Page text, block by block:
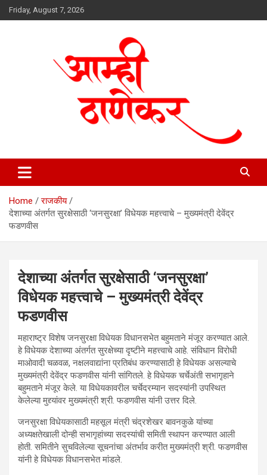
Skip
to
Friday, August 7, 2026
aamhithanekar.com
Home
राजकीय
देशाच्या अंतर्गत सुरक्षेसाठी ‘जनसुरक्षा’ विधेयक महत्त्वाचे – मुख्यमंत्री देवेंद्र
फडणवीस
देशाच्या अंतर्गत सुरक्षेसाठी ‘जनसुरक्षा’
विधेयक महत्त्वाचे – मुख्यमंत्री देवेंद्र
फडणवीस
महाराष्ट्र विशेष जनसुरक्षा विधेयक विधानसभेत बहुमताने मंजूर करण्यात आले.
हे विधेयक देशाच्या अंतर्गत सुरक्षेच्या दृष्टीने महत्त्वाचे आहे. संविधान विरोधी
माओवादी चळवळ, नक्षलवाद्यांना प्रतिबंध करण्यासाठी हे विधेयक असल्याचे
मुख्यमंत्री देवेंद्र फडणवीस यांनी सांगितले. हे विधेयक चर्चेअंती सभागृहाने
बहुमताने मंजूर केले. या विधेयकावरील चर्चेदरम्यान सदस्यांनी उपस्थित
केलेल्या मुद्द्यांवर मुख्यमंत्री श्री. फडणवीस यांनी उत्तर दिले.
जनसुरक्षा विधेयकासाठी महसूल मंत्री चंद्रशेखर बावनकुळे यांच्या
अध्यक्षतेखाली दोन्ही सभागृहांच्या सदस्यांची समिती स्थापन करण्यात आली
होती. समितीने सुचविलेल्या सूचनांचा अंतर्भाव करीत मुख्यमंत्री श्री. फडणवीस
यांनी हे विधेयक विधानसभेत मांडले.